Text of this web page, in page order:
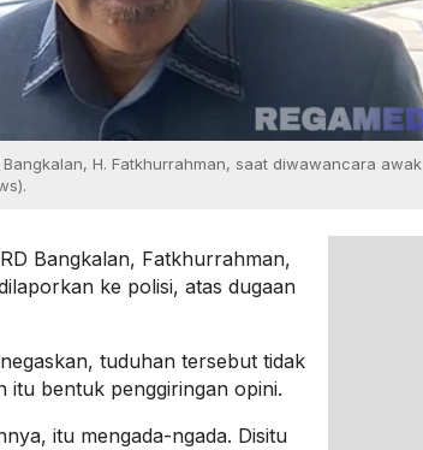
Bangkalan, H. Fatkhurrahman, saat diwawancara awak
Bangkalan, Fatkhurrahman,
ke polisi, atas dugaan
tuduhan tersebut tidak
itu bentuk penggiringan opini.
itu mengada-ngada. Disitu